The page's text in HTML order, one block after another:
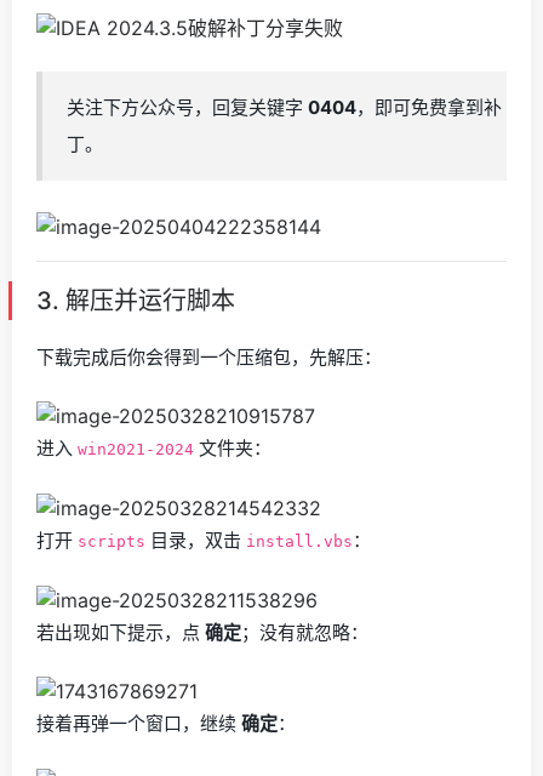
关注下方公众号，回复关键字 0404，即可免费拿到补
丁。
3. 解压并运行脚本
下载完成后你会得到一个压缩包，先解压：
进入 win2021-2024 文件夹：
打开 scripts 目录，双击 install.vbs ：
若出现如下提示，点 确定；没有就忽略：
接着再弹一个窗口，继续 确定：